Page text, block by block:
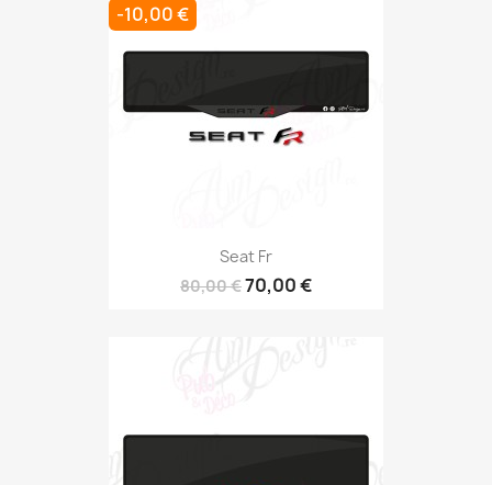
Seat Fr
80,00 €70,00 €
-10,00 €